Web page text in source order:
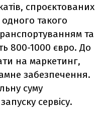
спроєктованих
такого
та
800-1000 євро. До
на маркетинг,
забезпечення.
суму
сервісу.